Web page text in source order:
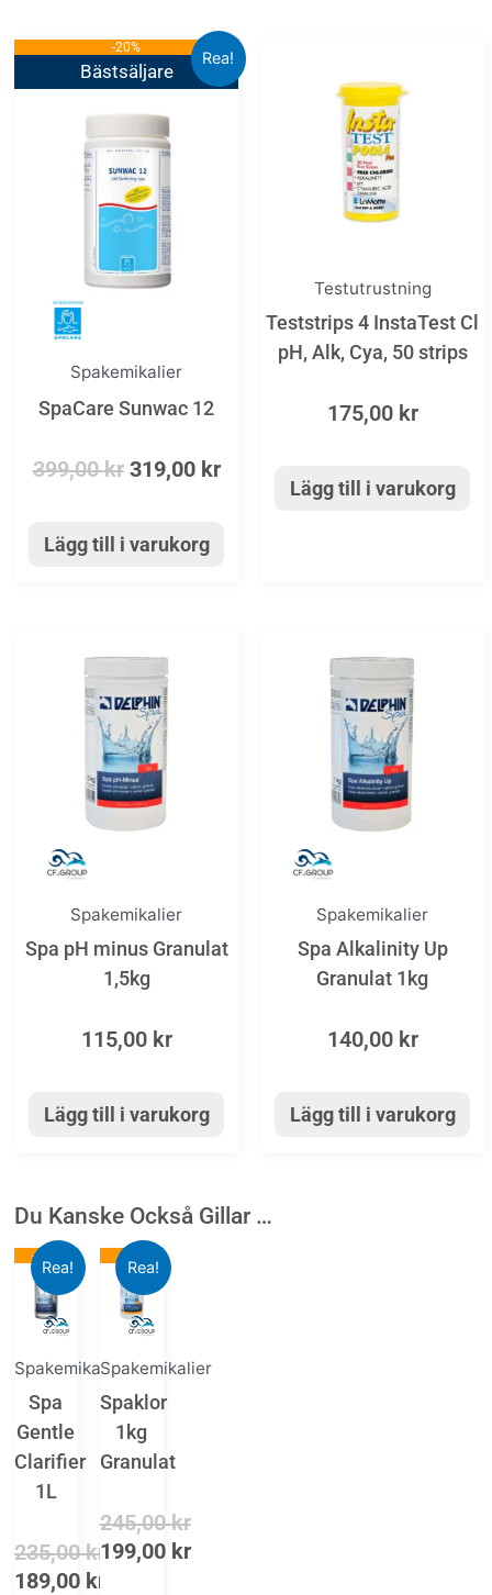
Rea!
-20%
Bästsäljare
Spakemikalier
SpaCare Sunwac 12
399,00kr
Det
ursprungliga
priset
var:
399,00 kr.
319,00 kr
Det
nuvarande
Lägg till i varukorg
Testutrustning
Teststrips 4 InstaTest Cl
pH, Alk, Cya, 50 strips
175,00 kr
Lägg till i varukorg
Spakemikalier
Spa pH minus Granulat
1,5kg
115,00 kr
Lägg till i varukorg
Spakemikalier
Spa Alkalinity Up
Granulat 1kg
140,00 kr
Lägg till i varukorg
Du Kanske Också Gillar …
Rea!
-20%
Spakemikalier
Spa
Gentle
Clarifier
1L
235,00kr
Det
ursprungliga
priset
235,00 kr.
189,00 kr
Det
nuvarande
priset
189,00 kr.
Rea!
-19%
Spakemikalier
Spaklor
1kg
Granulat
245,00kr
Det
ursprungliga
priset
245,00 kr.
199,00 kr
Det
nuvarande
priset
199,00 kr.